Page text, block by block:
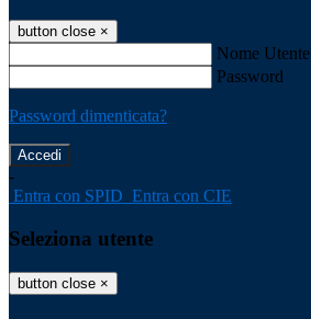
button close ×
Nome Utente
Password
Password dimenticata?
-
Entra con SPID Entra con CIE
Seleziona utente
button close ×